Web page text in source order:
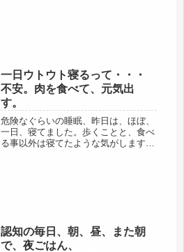
一日ウトウト寝るって・・・
不安。肉を食べて、元気出
す。
危険なぐらいの睡眠、昨日は、ほぼ、
一日、寝てました。歩くことと、食べ
る事以外は寝てたような気がします。
認知の毎日、朝、昼、また朝
で、夜ごはん、